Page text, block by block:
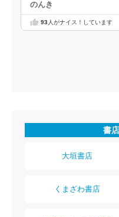
のんき
93人がナイス！しています
書
大垣書店
くまざわ書店